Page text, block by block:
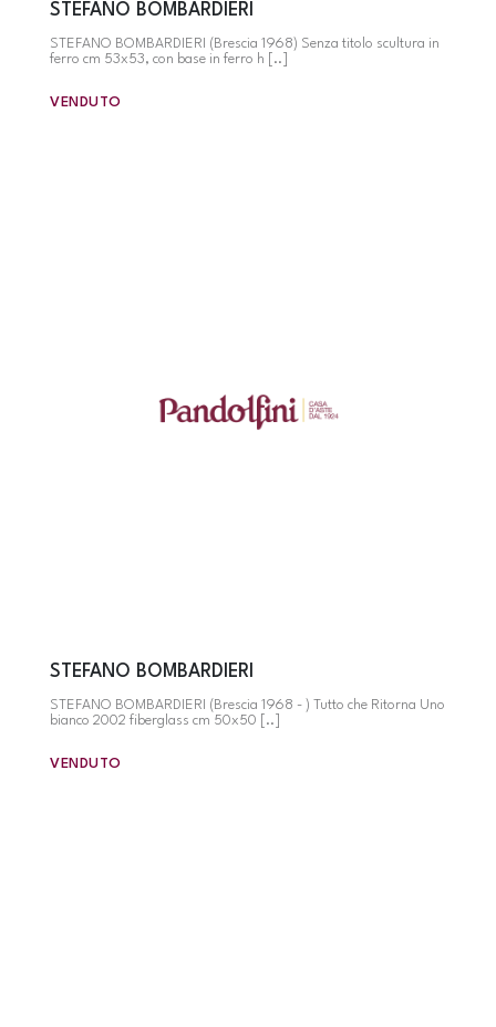
STEFANO BOMBARDIERI
STEFANO BOMBARDIERI (Brescia 1968) Senza titolo scultura in
ferro cm 53x53, con base in ferro h [..]
VENDUTO
STEFANO BOMBARDIERI
STEFANO BOMBARDIERI (Brescia 1968 - ) Tutto che Ritorna Uno
bianco 2002 fiberglass cm 50x50 [..]
VENDUTO